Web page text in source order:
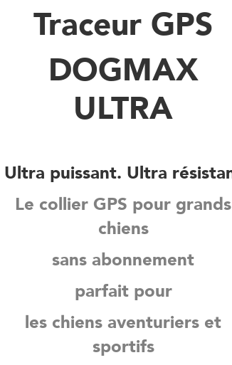
Traceur GPS
DOGMAX
ULTRA
Ultra puissant. Ultra
Le collier GPS pour grands
chiens
sans abonnement
parfait pour
les chiens aventuriers et
sportifs